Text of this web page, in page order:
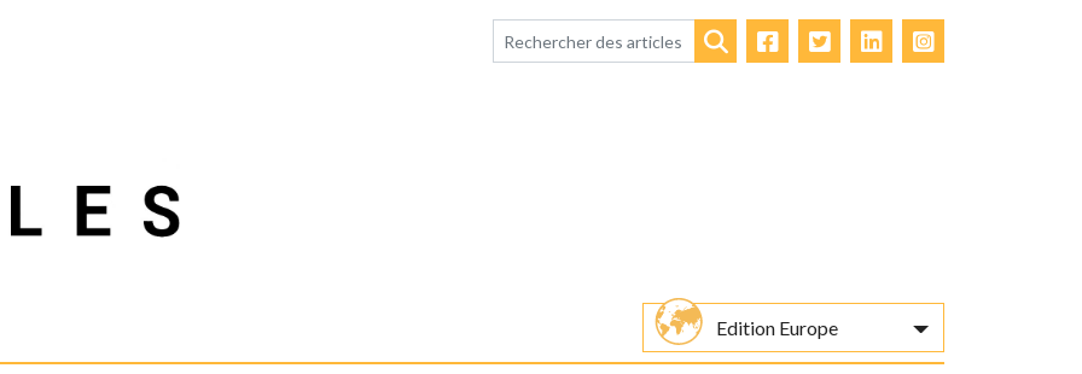
FacebookTwitterLinkedIn
Edition Europe